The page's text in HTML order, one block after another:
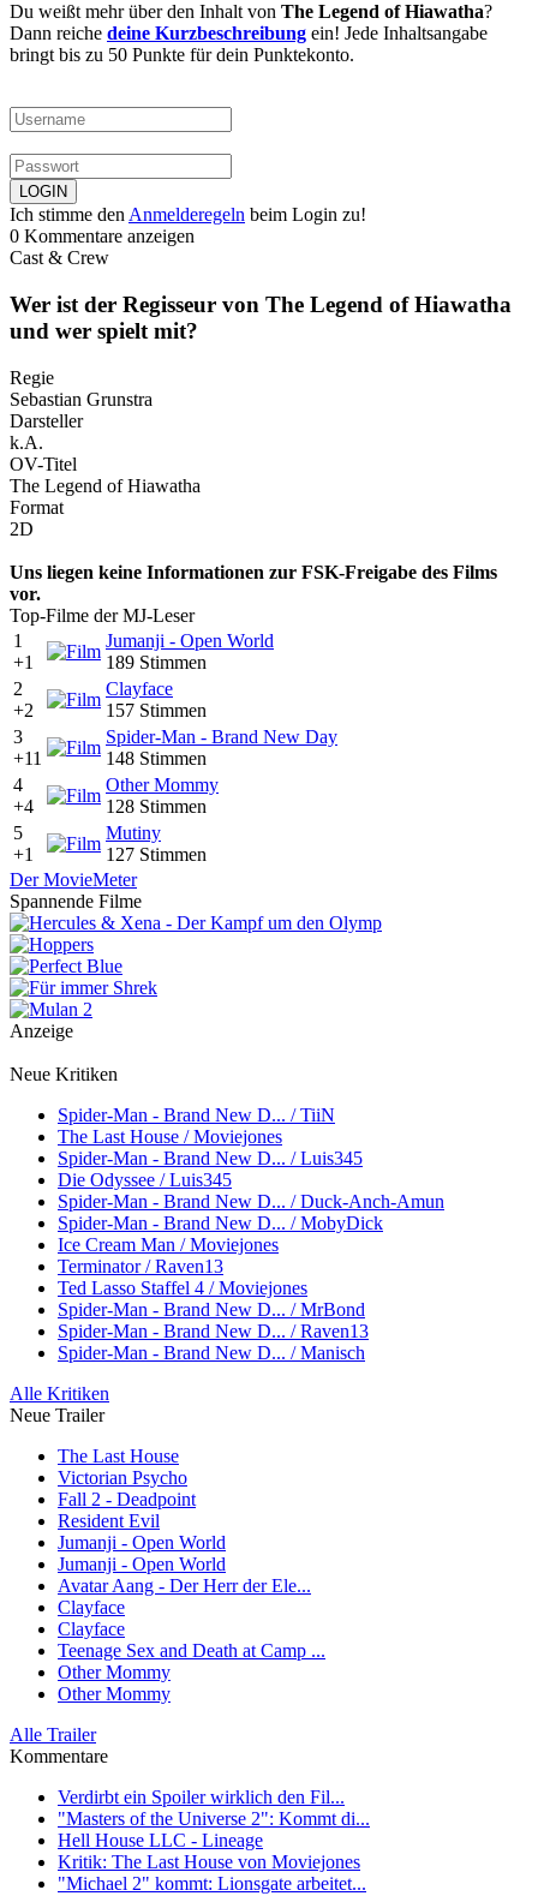
Du weißt mehr über den Inhalt von The Legend of Hiawatha?
Dann reiche deine Kurzbeschreibung ein! Jede Inhaltsangabe
bringt bis zu 50 Punkte für dein Punktekonto.
Ich stimme den Anmelderegeln beim Login zu!
0 Kommentare anzeigen
Cast & Crew
Wer ist der Regisseur von The Legend of Hiawatha
und wer spielt mit?
Regie
Sebastian Grunstra
Darsteller
k.A.
OV-Titel
The Legend of Hiawatha
Format
2D
Uns liegen keine Informationen zur FSK-Freigabe des Films
vor.
Top-Filme der MJ-Leser
1
+1
Jumanji - Open World
189 Stimmen
2
+2
Clayface
157 Stimmen
3
+11
Spider-Man - Brand New Day
148 Stimmen
4
+4
Other Mommy
128 Stimmen
5
+1
Mutiny
127 Stimmen
Der MovieMeter
Spannende Filme
Anzeige
Neue Kritiken
Spider-Man - Brand New D... / TiiN
The Last House / Moviejones
Spider-Man - Brand New D... / Luis345
Die Odyssee / Luis345
Spider-Man - Brand New D... / Duck-Anch-Amun
Spider-Man - Brand New D... / MobyDick
Ice Cream Man / Moviejones
Terminator / Raven13
Ted Lasso Staffel 4 / Moviejones
Spider-Man - Brand New D... / MrBond
Spider-Man - Brand New D... / Raven13
Spider-Man - Brand New D... / Manisch
Alle Kritiken
Neue Trailer
The Last House
Victorian Psycho
Fall 2 - Deadpoint
Resident Evil
Jumanji - Open World
Jumanji - Open World
Avatar Aang - Der Herr der Ele...
Clayface
Clayface
Teenage Sex and Death at Camp ...
Other Mommy
Other Mommy
Alle Trailer
Kommentare
Verdirbt ein Spoiler wirklich den Fil...
"Masters of the Universe 2": Kommt di...
Hell House LLC - Lineage
Kritik: The Last House von Moviejones
"Michael 2" kommt: Lionsgate arbeitet...